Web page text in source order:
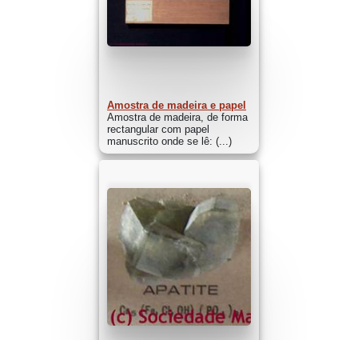
Amostra de madeira e papel
Amostra de madeira, de forma
rectangular com papel
manuscrito onde se lê: (...)